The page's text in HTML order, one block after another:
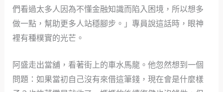
們看過太多人因為不懂金融知識而陷入困境，所以想多
做一點，幫助更多人站穩腳步。」專員說這話時，眼神
裡有種樸實的光芒。
阿盛走出當舖，看著街上的車水馬龍。他忽然想到一個
問題：如果當初自己沒有來借這筆錢，現在會是什麼樣